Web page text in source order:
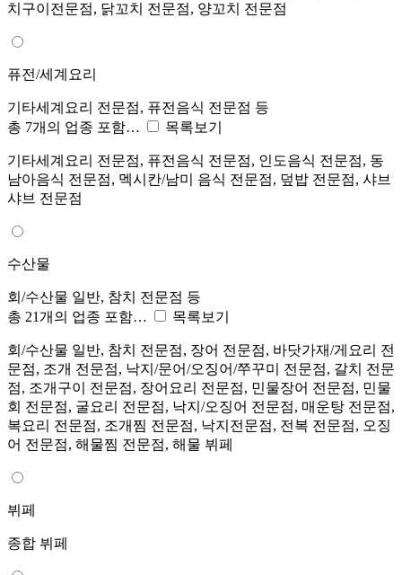
치구이전문점, 닭꼬치 전문점, 양꼬치 전문점
퓨전/세계요리
기타세계요리 전문점, 퓨전음식 전문점 등
총 7개의 업종 포함…
목록보기
기타세계요리 전문점, 퓨전음식 전문점, 인도음식 전문점, 동
남아음식 전문점, 멕시칸/남미 음식 전문점, 덮밥 전문점, 샤브
샤브 전문점
수산물
회/수산물 일반, 참치 전문점 등
총 21개의 업종 포함…
목록보기
회/수산물 일반, 참치 전문점, 장어 전문점, 바닷가재/게요리 전
문점, 조개 전문점, 낙지/문어/오징어/쭈꾸미 전문점, 갈치 전문
점, 조개구이 전문점, 장어요리 전문점, 민물장어 전문점, 민물
회 전문점, 굴요리 전문점, 낙지/오징어 전문점, 매운탕 전문점,
복요리 전문점, 조개찜 전문점, 낙지전문점, 전복 전문점, 오징
어 전문점, 해물찜 전문점, 해물 뷔페
뷔페
종합 뷔페